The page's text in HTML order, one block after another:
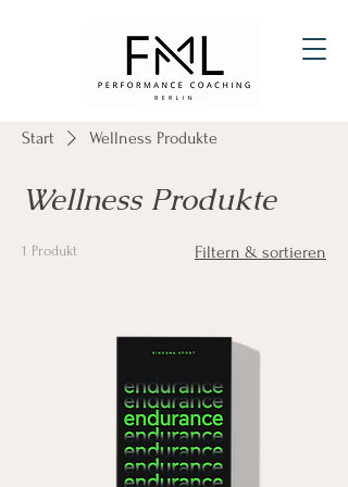
Start Wellness Produkte
Wellness Produkte
1 Produkt Filtern & sortieren